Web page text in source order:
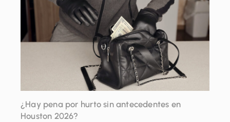
¿Hay pena por hurto sin antecedentes en
Houston 2026?